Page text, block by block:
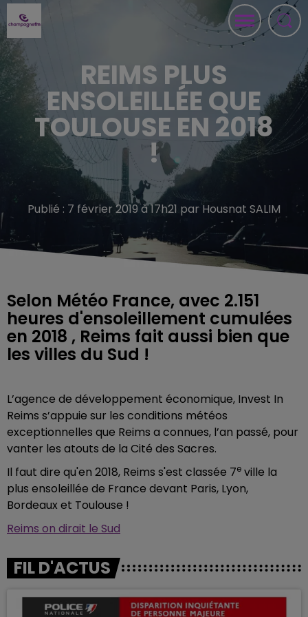
REIMS PLUS
ENSOLEILLÉE QUE
TOULOUSE EN 2018
!
Publié : 7 février 2019 à 17h21 par Housnat SALIM
Selon Météo France, avec 2.151
heures d'ensoleillement cumulées
en 2018 , Reims fait aussi bien que
les villes du Sud !
L’agence de développement économique, Invest In
Reims s’appuie sur les conditions météos
exceptionnelles que Reims a connues, l’an passé, pour
vanter les atouts de la Cité des Sacres.
Il faut dire qu'en 2018, Reims s'est classée 7e ville la
plus ensoleillée de France devant Paris, Lyon,
Bordeaux et Toulouse !
Reims on dirait le Sud
FIL D'ACTUS